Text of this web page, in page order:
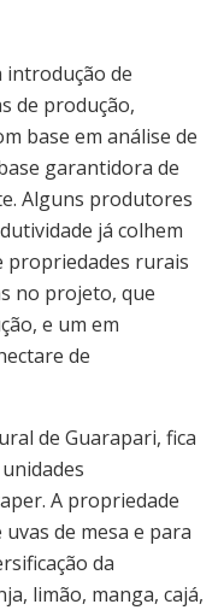
introdução de
de produção,
base em análise de
garantidora de
Alguns produtores
já colhem
propriedades rurais
no projeto, que
e um em
de
de Guarapari, fica
A propriedade
de mesa e para
da
limão, manga, cajá,